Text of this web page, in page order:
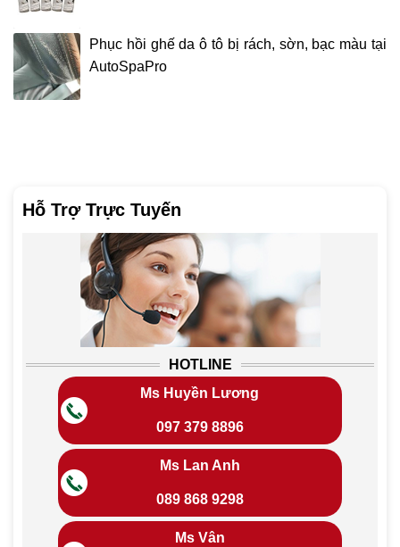
Hỗ Trợ Trực Tuyến
HOTLINE
Ms Huyền Lương
097 379 8896
Ms Lan Anh
089 868 9298
Ms Vân
Phục hồi ghế da ô tô bị rách, sờn, bạc màu tại
AutoSpaPro